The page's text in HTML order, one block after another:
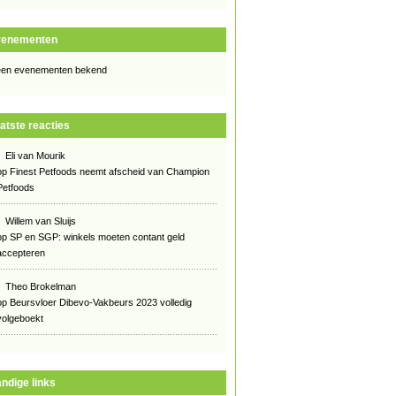
evenementen bekend
reacties
Eli van Mourik
Finest Petfoods neemt afscheid van Champion
Willem van Sluijs
SP en SGP: winkels moeten contant geld
Theo Brokelman
Beursvloer Dibevo-Vakbeurs 2023 volledig
links